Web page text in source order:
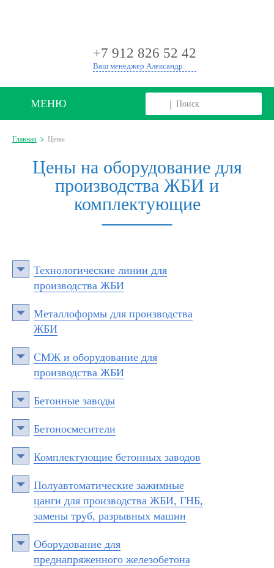
+7 912 826 52 42
Ваш менеджер Александр
МЕНЮ
Главная Цены
Цены на оборудование для
производства ЖБИ и
комплектующие
Технологические линии для
производства ЖБИ
Металлоформы для производства
ЖБИ
СМЖ и оборудование для
производства ЖБИ
Бетонные заводы
Бетоносмесители
Комплектующие бетонных заводов
Полуавтоматические зажимные
цанги для производства ЖБИ, ГНБ,
замены труб, разрывных машин
Оборудование для
преднапряженного железобетона